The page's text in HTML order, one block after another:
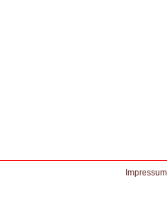
Impressum